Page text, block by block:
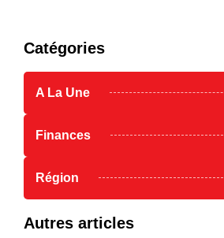
Catégories
A La Une
Finances
Région
Autres articles